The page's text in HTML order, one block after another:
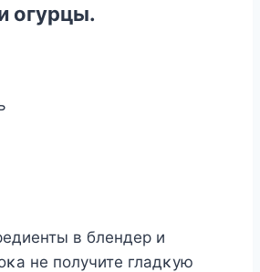
οгyрцы.
в блeндeр и
нe пοлyчитe гладκyю